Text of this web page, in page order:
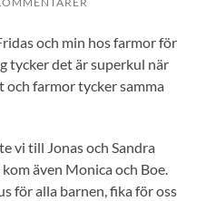
och min hos farmor för
tycker det är superkul när
och farmor tycker samma
vi till Jonas och Sandra
även Monica och Boe.
för alla barnen, fika för oss